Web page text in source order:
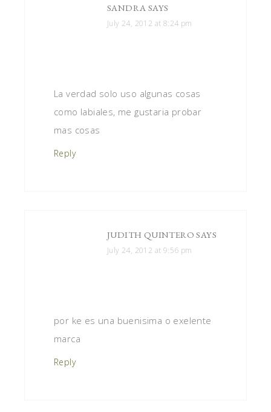
SANDRA SAYS
July 24, 2012 at 8:24 pm
La verdad solo uso algunas cosas
como labiales, me gustaria probar
mas cosas
Reply
JUDITH QUINTERO SAYS
July 24, 2012 at 9:56 pm
por ke es una buenisima o exelente
marca
Reply